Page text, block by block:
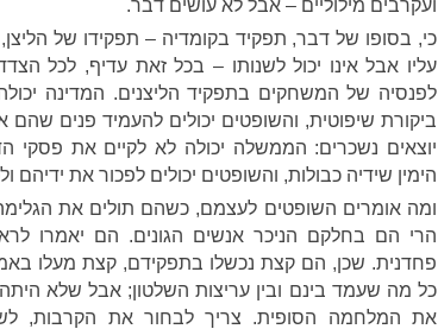
ועקרבים מילוליים – אבל לא עושים דבר.
כי, בסופו של דבר, תפקיד בקומדיה – תפקידו של
עליו אבל אינו יכול לשנותו – בכל זאת עדיף, לכל
לפנסיה של המשחקים בתפקיד הליצנים. המדינה
ביקורת שיפוטית, והשופטים יכולים להעמיד פנים שהם
יוצאים נשכרים: הממשלה יכולה לא לקיים את פסקי
הימין שידיה כבולות, והשופטים יכולים לפכור את ידיהם
ומה אומרים השופטים לעצמם, כשהם תולים את
הרי הם בחלקם הניכר אנשים הגונים. הם יאמרו
פחדנית. שכן, הם קצת נכשלו בתפקידם, קצת מעלו
כל מה שעמד בינם ובין עריצות השלטון; אבל שלא
את המלחמה הסופית. צריך לבחור את הקרבות,